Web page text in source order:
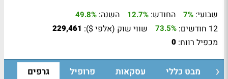
שבועי: 7% החודש: 12.7% השנה: 49.8%
12 חודשים: 73.5% שווי שוק (אלפי $): 229,461
מכפיל רווח: 0
מבט כללי עסקאות פרופיל גרפים